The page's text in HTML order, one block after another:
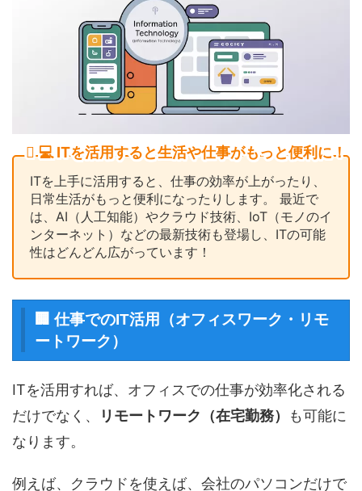
💻 ITを活用すると生活や仕事がもっと便利に！
ITを上手に活用すると、仕事の効率が上がったり、
日常生活がもっと便利になったりします。 最近で
は、AI（人工知能）やクラウド技術、IoT（モノのイ
ンターネット）などの最新技術も登場し、ITの可能
性はどんどん広がっています！
🏢 仕事でのIT活用（オフィスワーク・リモ
ートワーク）
ITを活用すれば、オフィスでの仕事が効率化される
だけでなく、
リモートワーク（在宅勤務）
も可能に
なります。
例えば、クラウドを使えば、会社のパソコンだけで